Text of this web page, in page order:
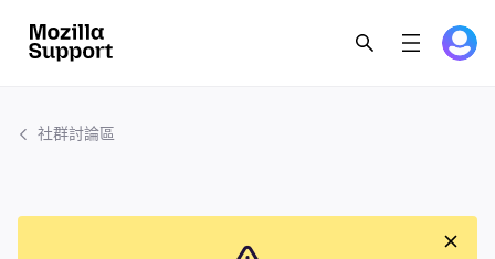
社群討論區